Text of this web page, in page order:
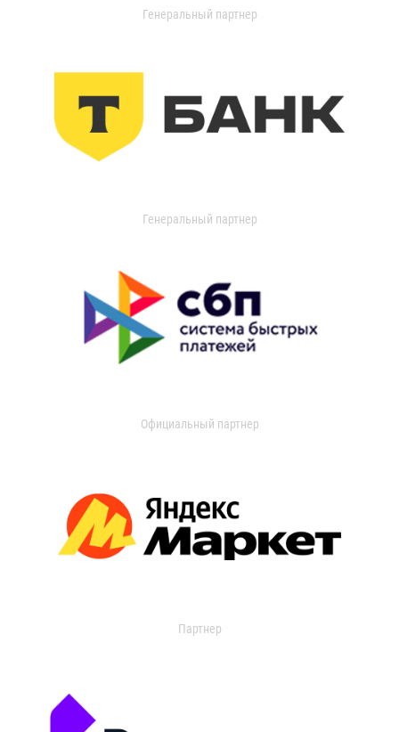
Генеральный партнер
Генеральный партнер
Официальный партнер
Партнер